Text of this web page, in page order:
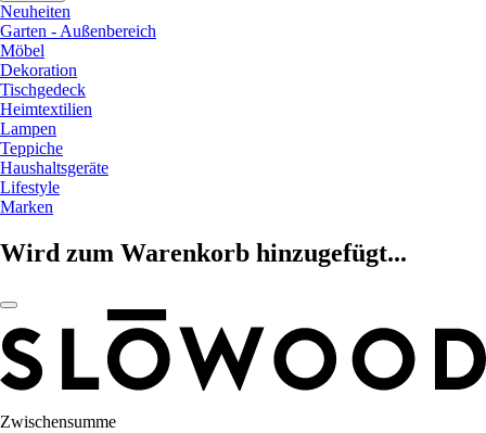
Neuheiten
Garten - Außenbereich
Möbel
Dekoration
Tischgedeck
Heimtextilien
Lampen
Teppiche
Haushaltsgeräte
Lifestyle
Marken
Wird zum Warenkorb hinzugefügt...
Zwischensumme